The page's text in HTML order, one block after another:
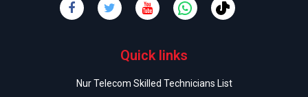
Quick links
Nur Telecom Skilled Technicians List